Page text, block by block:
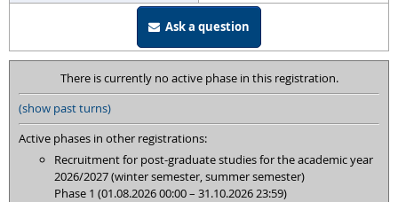
Ask a question
There is currently no active phase in this registration.
(show past turns)
Active phases in other registrations:
Recruitment for post-graduate studies for the academic year
2026/2027 (winter semester, summer semester)
Phase 1 (01.08.2026 00:00 – 31.10.2026 23:59)